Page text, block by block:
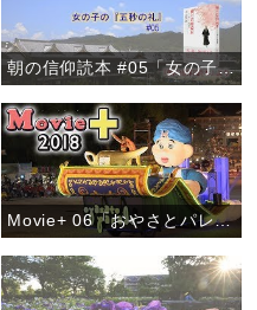
朝の信仰読本 #05「女の子の『五秒の礼』」
Movie+ 06「おやさとパレード～きらびやかなフロート～」